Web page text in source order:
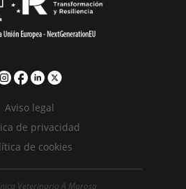
Aviso legal
de privacidad
de cookies
Veterinaria A Marosa